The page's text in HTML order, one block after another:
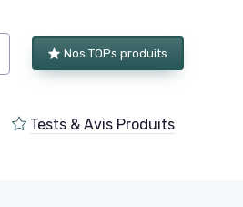
Nos TOPs produits
Tests & Avis Produits